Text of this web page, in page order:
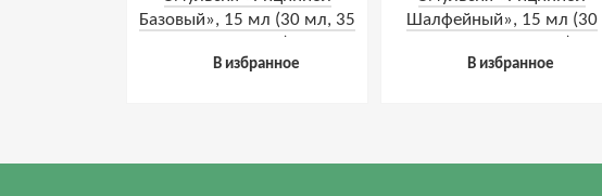
Базовый», 15 мл (30 мл, 35
В избранное
Шалфейный», 15 мл (30
В избранное